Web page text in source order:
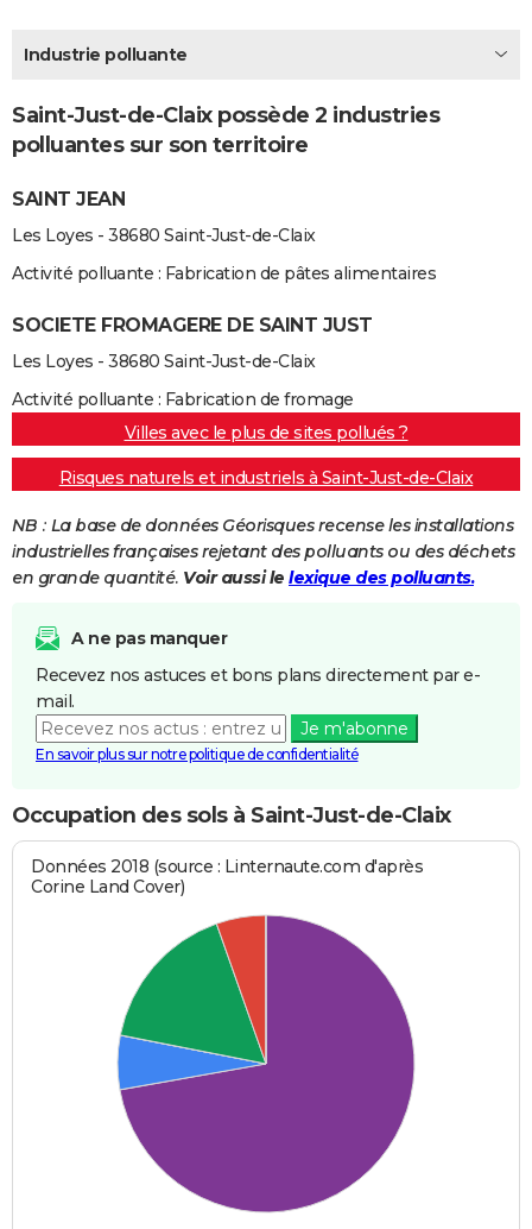
BONS PLANS
Dictionnaire
Biographies
Citations
Expressions
Proverbes
PROGRAMME TV
COPAINS D'AVANT
S'inscrire
Se connecter
Lycées
Collèges
Primaires
Universités
Entreprises
Service militaire
Avis de recherche
AVIS DE DÉCÈS
FORUM
Bricolage
Lifestyle
Culture
Sport
Auto
Television
Voyage
Cinema
Industrie polluante
Saint-Just-de-Claix possède 2 industries
polluantes sur son territoire
SAINT JEAN
Les Loyes - 38680 Saint-Just-de-Claix
Activité polluante : Fabrication de pâtes alimentaires
SOCIETE FROMAGERE DE SAINT JUST
Les Loyes - 38680 Saint-Just-de-Claix
Activité polluante : Fabrication de fromage
Villes avec le plus de sites pollués ?
Risques naturels et industriels à Saint-Just-de-Claix
NB : La base de données Géorisques recense les installations
industrielles françaises rejetant des polluants ou des déchets
en grande quantité. Voir aussi le lexique des polluants.
A ne pas manquer
Recevez nos astuces et bons plans directement par e-
mail.
Je m'abonne
En savoir plus sur notre politique de confidentialité
Occupation des sols à Saint-Just-de-Claix
Données 2018 (source : Linternaute.com d'après
Corine Land Cover)